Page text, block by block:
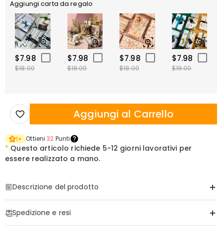
Aggiungi carta da regalo
$7.98
$18.00
$7.98
$18.00
$7.98
$18.00
$7.98
$18.00
Aggiungi al Carrello
1× Ottieni32 Punti
* Questo articolo richiede 5-12 giorni lavorativi per
essere realizzato a mano.
Descrizione del prodotto
Spedizione e resi